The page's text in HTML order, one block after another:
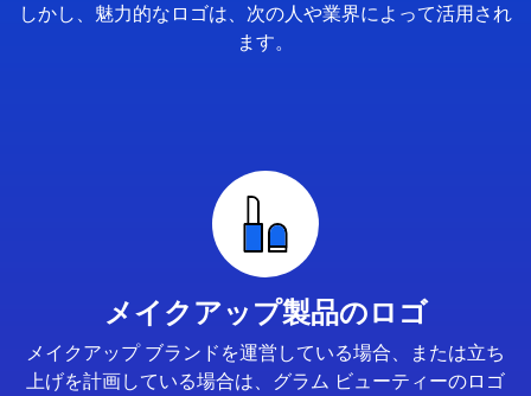
しかし、魅力的なロゴは、次の人や業界によって活用され
ます。
メイクアップ製品のロゴ
メイクアップ ブランドを運営している場合、または立ち
上げを計画している場合は、グラム ビューティーのロゴ